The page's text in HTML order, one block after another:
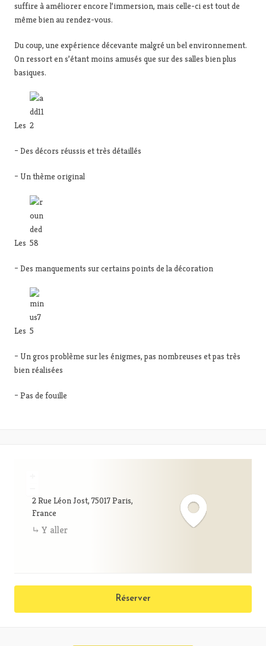
suffire à améliorer encore l’immersion, mais celle-ci est tout de
même bien au rendez-vous.
Du coup, une expérience décevante malgré un bel environnement.
On ressort en s’étant moins amusés que sur des salles bien plus
basiques.
Les
– Des décors réussis et très détaillés
– Un thème original
Les
– Des manquements sur certains points de la décoration
Les
– Un gros problème sur les énigmes, pas nombreuses et pas très
bien réalisées
– Pas de fouille
2 Rue Léon Jost, 75017 Paris,
France
Y aller
Réserver